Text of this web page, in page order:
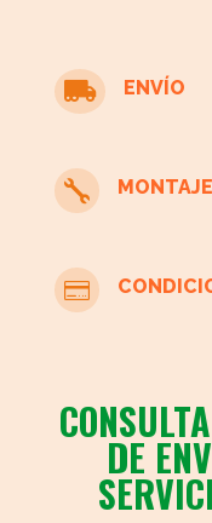
 ENVÍO
 MONTAJE

DE